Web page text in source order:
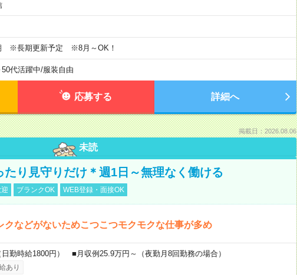
※長期更新予定 ※8月～OK！
代活躍中/服装自由
応募する 詳細へ
掲載日：2026.08.06
未読
たり見守りだけ＊週1日～無理なく働ける
ブランクOK WEB登録・面接OK
クなどがないためこつこつモクモクな仕事が多め
日勤時給1800円） ■月収例25.9万円～（夜勤月8回勤務の場合）
あり